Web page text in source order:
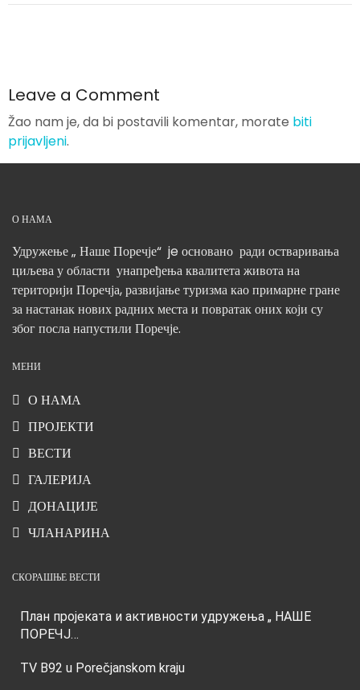
Leave a Comment
Žao nam je, da bi postavili komentar, morate biti
prijavljeni.
О НАМА
Удружење „ Наше Поречје“ je основано ради остваривања
циљева у области унапређења квалитета живота на
територији Поречја, развијање туризма као примарне гране
за настанак нових радних места и повратак оних који су
због посла напустили Поречје.
МЕНИ
О НАМА
ПРОЈЕКТИ
ВЕСТИ
ГАЛЕРИЈА
ДОНАЦИЈЕ
ЧЛАНАРИНА
СКОРАШЊЕ ВЕСТИ
План пројеката и активности удружења „ НАШЕ
ПОРЕЧЈ…
TV B92 u Porečjanskom kraju